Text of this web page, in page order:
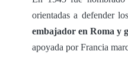
orientadas a defender
embajador en Roma y
apoyada por Francia